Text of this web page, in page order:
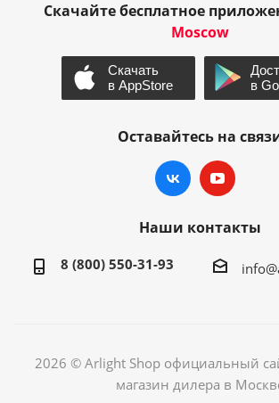
Скачайте бесплатное
Moscow
Оставайтесь на
Наши контакты
8 (800) 550-31-93
2026 © Arlight Shop официальный
магазин дилера в